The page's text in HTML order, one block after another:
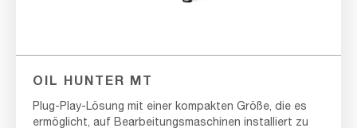
OIL HUNTER MT
Plug-Play-Lösung mit einer kompakten Größe, die es
ermöglicht, auf Bearbeitungsmaschinen installiert zu